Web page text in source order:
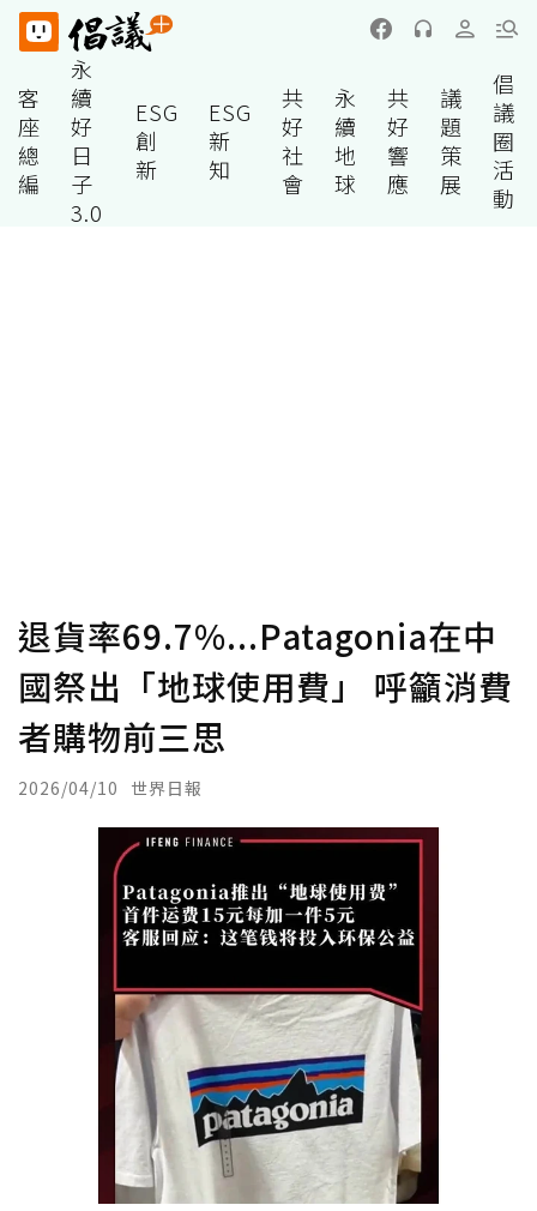
客
座
總
編
永
續
好
日
子
3.0
ESG
創
新
ESG
新
知
共
好
社
會
永
續
地
球
共
好
響
應
議
題
策
展
倡
議
圈
活
動
退貨率69.7%...Patagonia在中
國祭出「地球使用費」 呼籲消費
者購物前三思
2026/04/10 世界日報